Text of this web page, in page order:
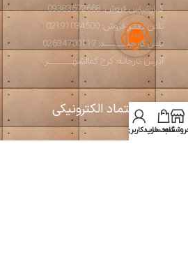
کــارشناس فروش: 09383572668
تلفن دفتـر فروش: 02191034500
تلفن کارخانــــــــــه: 02634700117
آدرس کارخانه: کرج کمالشهــــــــــــر
نماد اعتماد الکترونیکی
سبد خرید
حساب کاربری من